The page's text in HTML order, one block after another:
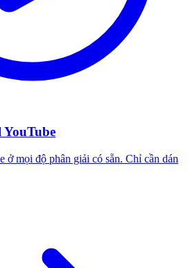
ở mọi độ phân giải có sẵn. Chỉ cần dán